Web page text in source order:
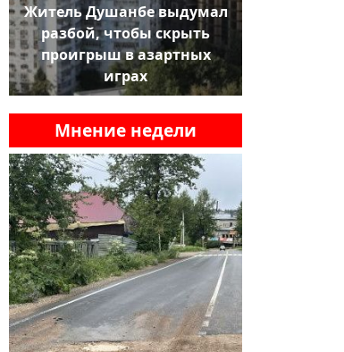
Житель Душанбе выдумал
разбой, чтобы скрыть
проигрыш в азартных
играх
Мнение недели